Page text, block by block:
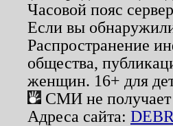
Часовой пояс
Если вы
Распространение
общества,
женщин. 16+ для
СМИ не получает
Адреса сайта: